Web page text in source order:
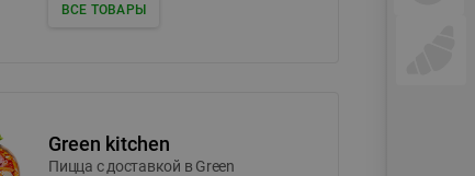
ВСЕ ТОВАРЫ
Green kitchen
Пицца c доставкой в Green